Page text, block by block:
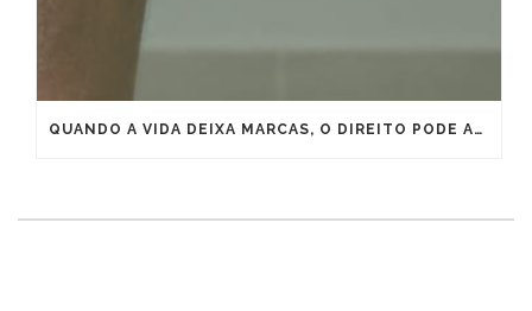
QUANDO A VIDA DEIXA MARCAS, O DIREITO PODE ANTECIPAR A APOSENTADORIA